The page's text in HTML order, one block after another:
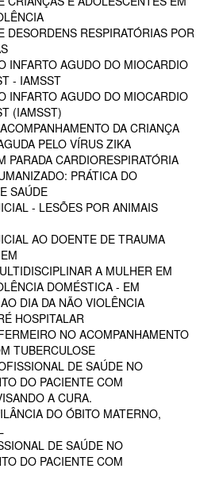
DESORDENS RESPIRATÓRIAS POR
INFARTO AGUDO DO MIOCARDIO
- IAMSST
INFARTO AGUDO DO MIOCARDIO
(IAMSST)
DA CRIANÇA
PELO VÍRUS ZIKA
PARADA CARDIORESPIRATÓRIA
PRÁTICA DO
SAÚDE
- LESÕES POR ANIMAIS
AO DOENTE DE TRAUMA
A MULHER EM
DOMÉSTICA - EM
DIA DA NÃO VIOLÊNCIA
HOSPITALAR
NO ACOMPANHAMENTO
TUBERCULOSE
DE SAÚDE NO
DO PACIENTE COM
A CURA.
DO ÓBITO MATERNO,
DE SAÚDE NO
DO PACIENTE COM